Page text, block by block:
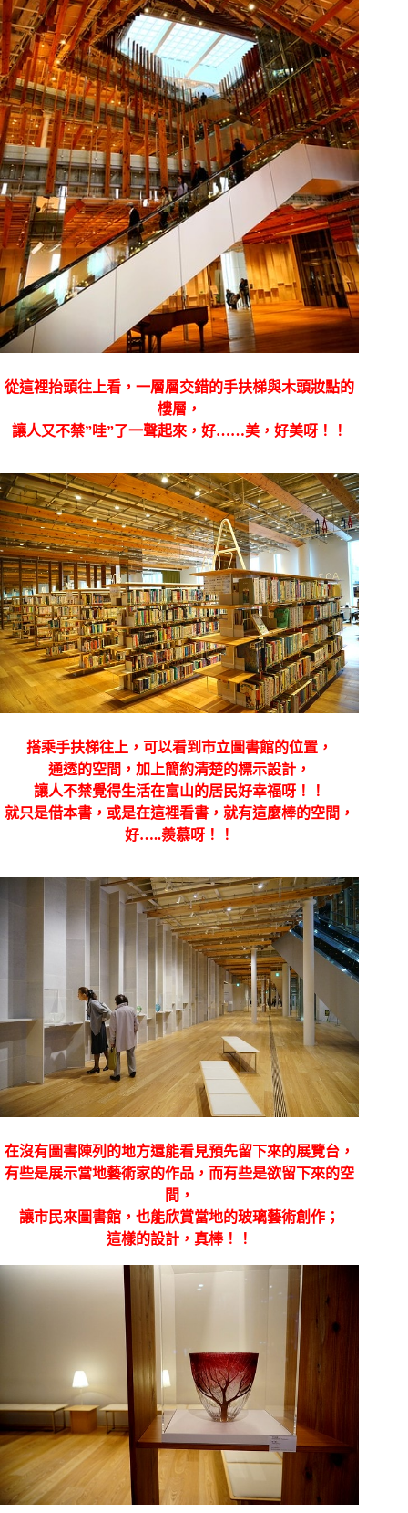
從這裡抬頭往上看，一層層交錯的手扶梯與木頭妝點的
樓層，
讓人又不禁”哇”了一聲起來，好……美，好美呀！！
搭乘手扶梯往上，可以看到市立圖書館的位置，
通透的空間，加上簡約清楚的標示設計，
讓人不禁覺得生活在富山的居民好幸福呀！！
就只是借本書，或是在這裡看書，就有這麼棒的空間，
好…..羨慕呀！！
在沒有圖書陳列的地方還能看見預先留下來的展覽台，
有些是展示當地藝術家的作品，而有些是欲留下來的空
間，
讓市民來圖書館，也能欣賞當地的玻璃藝術創作；
這樣的設計，真棒！！